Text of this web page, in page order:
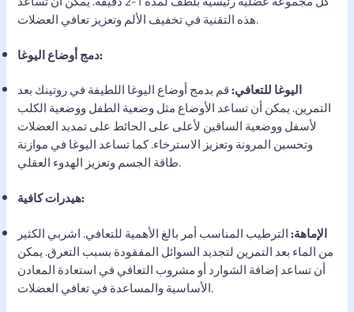
هذه التقنية في تخفيف الألم وتعزيز تعافي العضلات.
دمج أوضاع اليوغا:
اليوغا للتعافي:قم بدمج أوضاع اليوغا اللطيفة في روتينك بعد
التمرين. يمكن أن تساعد الأوضاع مثل وضعية الطفل ووضعية الكلب
لأسفل ووضعية الساقين لأعلى على الحائط على تمديد العضلات
وتحسين المرونة وتعزيز الاسترخاء. كما تساعد اليوغا في موازنة
طاقة الجسم وتعزيز الهدوء العقلي.
هيدرات كافية:
الإماهة:الترطيب المناسب أمر بالغ الأهمية للتعافي. اشربي الكثير
من الماء بعد التمرين لتجديد السوائل المفقودة بسبب التعرق. يمكن
أن تساعد إضافة الشوارد أو مشروب التعافي في استعادة المعادن
الأساسية والمساعدة في تعافي العضلات.